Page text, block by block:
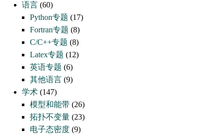
语言(60)
Python专题 (17)
Fortran专题 (8)
C/C++专题 (8)
Latex专题 (12)
英语专题 (6)
其他语言(9)
学术(147)
模型和能带(26)
拓扑不变量(23)
电子态密度(9)